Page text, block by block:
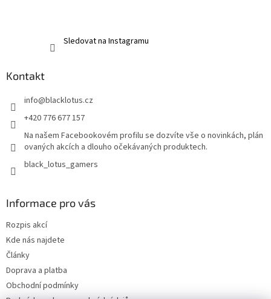
Sledovat na Instagramu
Kontakt
info@blacklotus.cz
+420 776 677 157
Na našem Facebookovém profilu se dozvíte vše o novinkách, plán
ovaných akcích a dlouho očekávaných produktech.
black_lotus_gamers
Informace pro vás
Rozpis akcí
Kde nás najdete
Články
Doprava a platba
Obchodní podmínky